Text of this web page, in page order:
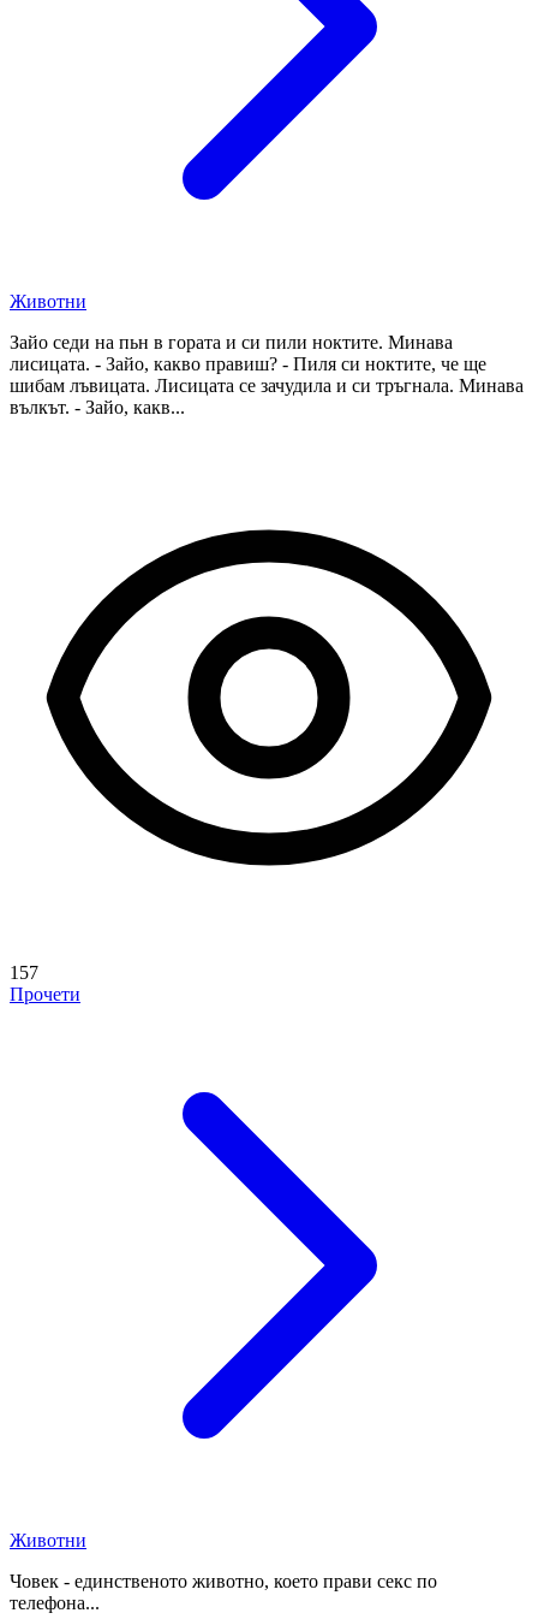
Животни
Зайо седи на пьн в гората и си пили ноктите. Минава
лисицата. - Зайо, какво правиш? - Пиля си ноктите, че ще
шибам лъвицата. Лисицата се зачудила и си тръгнала. Минава
вълкът. - Зайо, какв...
157
Прочети
Животни
Човек - единственото животно, което прави секс по
телефона...